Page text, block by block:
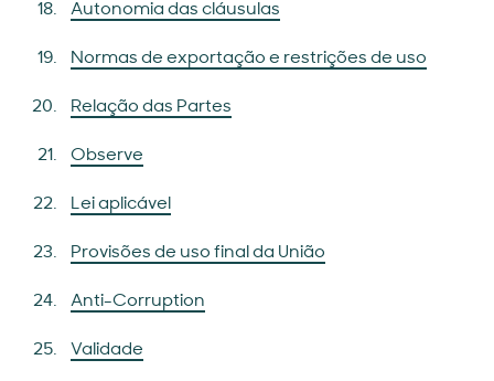
Autonomia das cláusulas
Normas de exportação e restrições de uso
Relação das Partes
Observe
Lei aplicável
Provisões de uso final da União
Anti-Corruption
Validade